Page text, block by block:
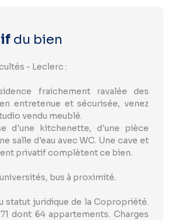
du bien
- Leclerc :
fraichement ravalée des
entretenue et sécurisée, venez
vendu meublé.
d'une kitchenette, d'une pièce
salle d'eau avec WC. Une cave et
privatif complètent ce bien.
bus à proximité.
statut juridique de la Copropriété.
dont 64 appartements. Charges